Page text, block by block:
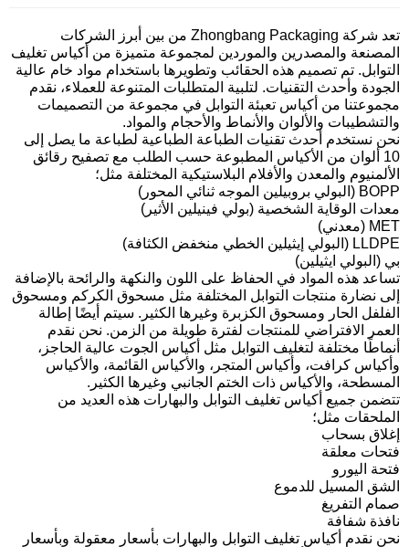
تعد شركة Zhongbang Packaging
من بين أبرز الشركات
المصنعة والمصدرين والموردين لمجموعة متميزة من أكياس تغليف
التوابل. تم تصميم هذه الحقائب وتطويرها باستخدام مواد خام عالية
الجودة وأحدث التقنيات. لتلبية المتطلبات المتنوعة للعملاء، نقدم
مجموعتنا من أكياس تعبئة التوابل في مجموعة من التصميمات
والتشطيبات والألوان والأنماط والأحجام والمواد.
نحن نستخدم أحدث تقنيات الطباعة الطباعية لطباعة ما يصل إلى
10 ألوان من الأكياس المطبوعة حسب الطلب مع تصفيح رقائق
الألمنيوم والمعدن والأفلام البلاستيكية المختلفة مثل؛
BOPP (البولي بروبيلين الموجه ثنائي المحور)
معدات الوقاية الشخصية (بولي فينيلين الأثير)
MET (معدني)
LLDPE (البولي إيثيلين الخطي منخفض الكثافة)
بي (البولي ايثيلين)
تساعد هذه المواد في الحفاظ على اللون والنكهة والرائحة بالإضافة
إلى نضارة منتجات التوابل المختلفة مثل مسحوق الكركم ومسحوق
الفلفل الحار ومسحوق الكزبرة وغيرها الكثير. سيتم أيضًا إطالة
العمر الافتراضي للمنتجات لفترة طويلة من الزمن. نحن نقدم
أنماطًا مختلفة لتغليف التوابل مثل أكياس الجوت عالية الحاجز،
وأكياس كرافت، وأكياس المتجر، والأكياس القائمة، والأكياس
المسطحة، والأكياس ذات الختم الجانبي وغيرها الكثير.
تتضمن جميع أكياس تغليف التوابل والبهارات هذه العديد من
الملحقات مثل؛
إغلاق بسحاب
فتحات معلقة
فتحة اليورو
الشق المسيل للدموع
صمام التفريغ
نافذة شفافة
نحن نقدم أكياس تغليف التوابل والبهارات بأسعار معقولة وبأسعار